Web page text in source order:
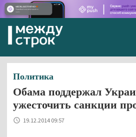
Политика
Обама поддержал
ужесточить санкции
19.12.2014 09:57